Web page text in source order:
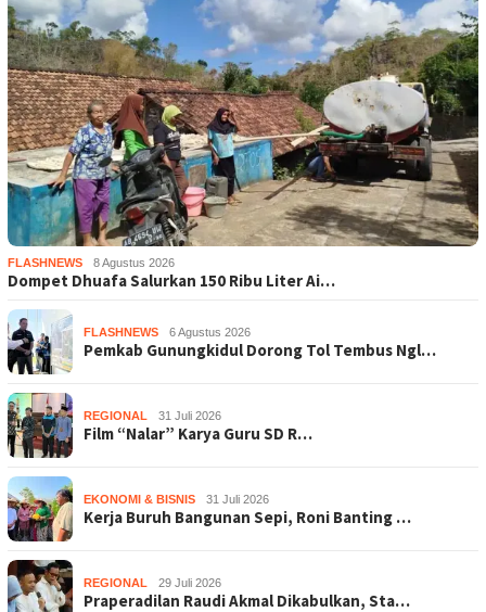
FLASHNEWS 8 Agustus 2026
Dompet Dhuafa Salurkan 150 Ribu Liter Ai…
FLASHNEWS 6 Agustus 2026
Pemkab Gunungkidul Dorong Tol Tembus Ngl…
REGIONAL 31 Juli 2026
Film “Nalar” Karya Guru SD R…
EKONOMI & BISNIS 31 Juli 2026
Kerja Buruh Bangunan Sepi, Roni Banting …
REGIONAL 29 Juli 2026
Praperadilan Raudi Akmal Dikabulkan, Sta…